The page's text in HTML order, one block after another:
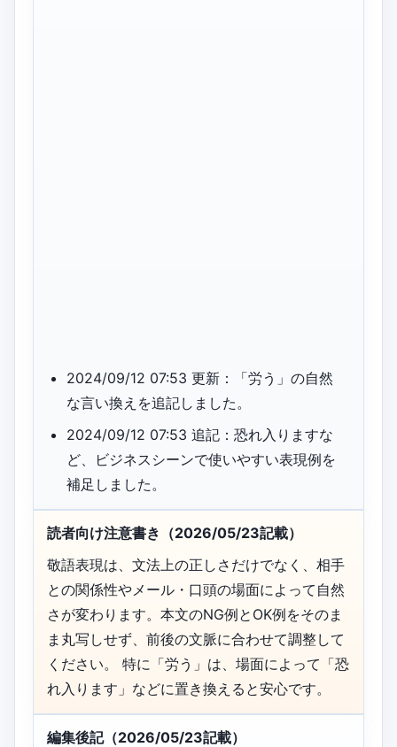
2024/09/12 07:53 更新：「労う」の自然
な言い換えを追記しました。
2024/09/12 07:53 追記：恐れ入りますな
ど、ビジネスシーンで使いやすい表現例を
補足しました。
読者向け注意書き（2026/05/23記載）
敬語表現は、文法上の正しさだけでなく、相手
との関係性やメール・口頭の場面によって自然
さが変わります。本文のNG例とOK例をそのま
ま丸写しせず、前後の文脈に合わせて調整して
ください。 特に「労う」は、場面によって「恐
れ入ります」などに置き換えると安心です。
編集後記（2026/05/23記載）